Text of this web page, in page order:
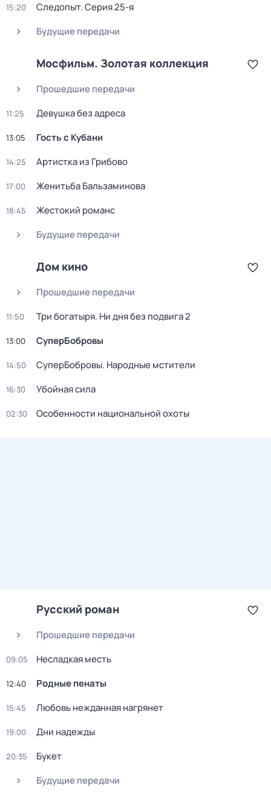
15:20 Следопыт. Серия 25-я
Будущие передачи
Мосфильм. Золотая коллекция
Прошедшие передачи
11:25 Девушка без адреса
13:05 Гость с Кубани
14:25 Артистка из Грибово
17:00 Женитьба Бальзаминова
18:45
Жестокий романс
Будущие передачи
Дом кино
Прошедшие передачи
11:50 Три богатыря. Ни дня без подвига 2
13:00 СуперБобровы
14:50 СуперБобровы. Народные мстители
16:30 Убойная сила
02:30 Особенности национальной охоты
Русский роман
Прошедшие передачи
09:05 Несладкая месть
12:40 Родные пенаты
15:45 Любовь нежданная нагрянет
19:00 Дни надежды
20:35
Букет
Будущие передачи